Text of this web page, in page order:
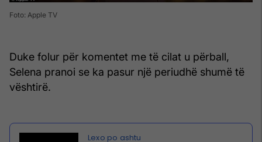
Foto: Apple TV
Duke folur për komentet me të cilat u përball,
Selena pranoi se ka pasur një periudhë shumë të
vështirë.